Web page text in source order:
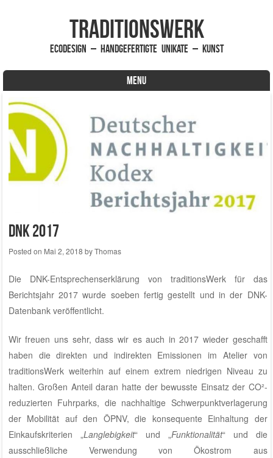
traditionsWerk
EcoDesign – handgefertigte Unikate – Kunst
MENU
Skip to content
DNK 2017
Posted on Mai 2, 2018 byThomas
Die DNK-Entsprechenserklärung von traditionsWerk für das
Berichtsjahr 2017 wurde soeben fertig gestellt und in der DNK-
Datenbankveröffentlicht.
Wir freuen uns sehr, dass wir es auch in 2017 wieder geschafft
haben die direkten und indirekten Emissionen im Atelier von
traditionsWerkweiterhin auf einem extrem niedrigen Niveau zu
halten. Großen Anteil daran hatte der bewusste Einsatz der CO²-
reduzierten Fuhrparks, die nachhaltige Schwerpunktverlagerung
der Mobilität auf den ÖPNV, die konsequente Einhaltung der
Einkaufskriterien „Langlebigkeit“ und „Funktionalität“ und die
ausschließliche Verwendung von Ökostrom aus